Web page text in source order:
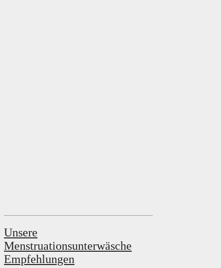
Unsere
Menstruationsunterwäsche
Empfehlungen